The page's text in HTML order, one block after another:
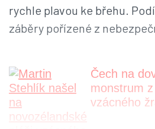
rychle plavou ke břehu.
záběry pořízené z
Čech na
monstrum
vzácného